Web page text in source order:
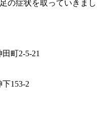
の症状を取っていきまし
町2-5-21
153-2